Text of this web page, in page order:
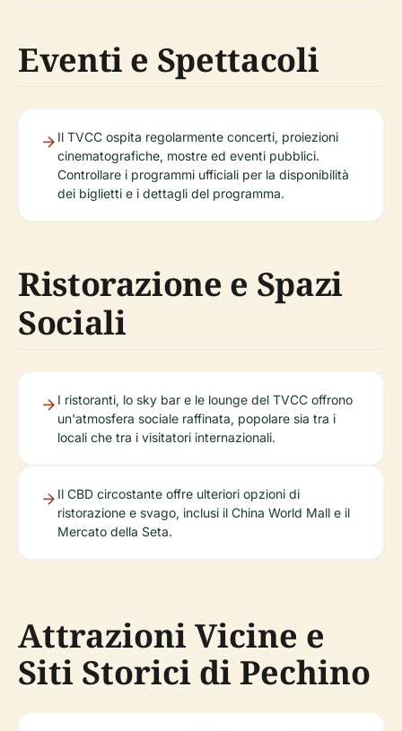
Eventi e Spettacoli
Il TVCC ospita regolarmente concerti, proiezioni
cinematografiche, mostre ed eventi pubblici.
Controllare i programmi ufficiali per la disponibilità
dei biglietti e i dettagli del programma.
Ristorazione e Spazi
Sociali
I ristoranti, lo sky bar e le lounge del TVCC offrono
un'atmosfera sociale raffinata, popolare sia tra i
locali che tra i visitatori internazionali.
Il CBD circostante offre ulteriori opzioni di
ristorazione e svago, inclusi il China World Mall e il
Mercato della Seta.
Attrazioni Vicine e
Siti Storici di Pechino